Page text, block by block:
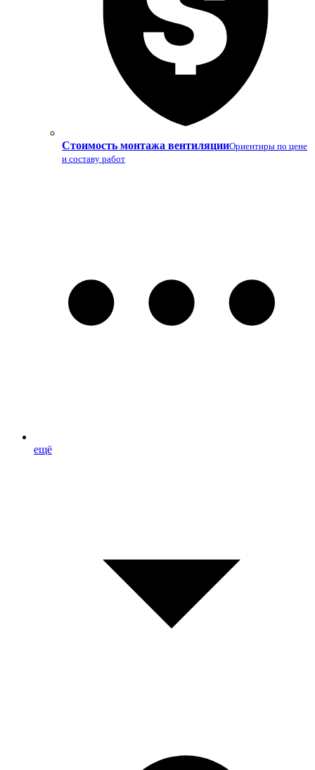
Стоимость монтажа вентиляцииОриентиры по цене
и составу работ
ещё